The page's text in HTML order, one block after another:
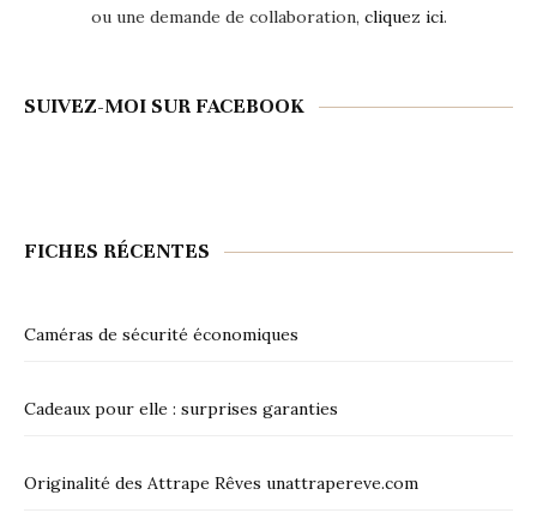
ou une demande de collaboration, cliquez ici.
SUIVEZ-MOI SUR FACEBOOK
FICHES RÉCENTES
Caméras de sécurité économiques
Cadeaux pour elle : surprises garanties
Originalité des Attrape Rêves unattrapereve.com